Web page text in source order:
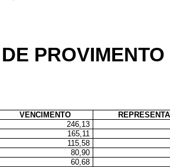
VENCIMENTO
246,13
165,11
115,58
80,90
60,68